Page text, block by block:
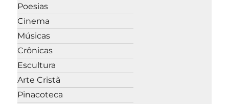
Poesias
Cinema
Músicas
Crônicas
Escultura
Arte Cristã
Pinacoteca